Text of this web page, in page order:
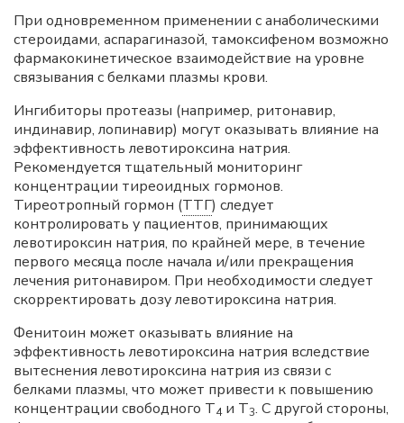
При одновременном применении с анаболическими
стероидами, аспарагиназой, тамоксифеном возможно
фармакокинетическое взаимодействие на уровне
связывания с белками плазмы крови.
Ингибиторы протеазы (например, ритонавир,
индинавир, лопинавир) могут оказывать влияние на
эффективность левотироксина натрия.
Рекомендуется тщательный мониторинг
концентрации тиреоидных гормонов.
Тиреотропный гормон (ТТГ) следует
контролировать у пациентов, принимающих
левотироксин натрия, по крайней мере, в течение
первого месяца после начала и/или прекращения
лечения ритонавиром. При необходимости следует
скорректировать дозу левотироксина натрия.
Фенитоин может оказывать влияние на
эффективность левотироксина натрия вследствие
вытеснения левотироксина натрия из связи с
белками плазмы, что может привести к повышению
концентрации свободного Т4и Т3. С другой стороны,